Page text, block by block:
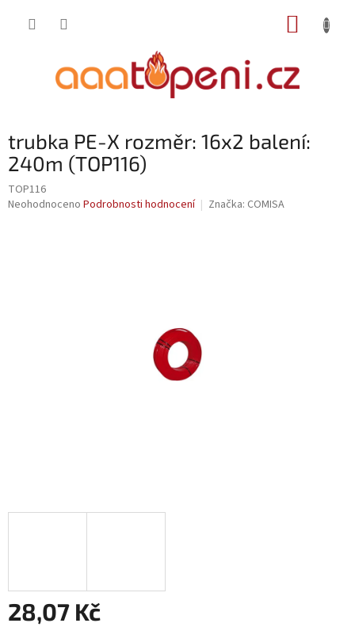
trubka PE-X rozměr: 16x2 balení:
240m (TOP116)
TOP116
Průměrné
Neohodnoceno Podrobnosti hodnocení Značka: COMISA
28,07 Kč